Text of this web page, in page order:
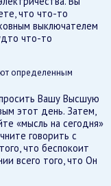
что что-то
выключателем
что-то
определенным
Вашу Высшую
этот день. Затем,
«мысль на сегодня»
говорить с
что беспокоит
всего того, что Он